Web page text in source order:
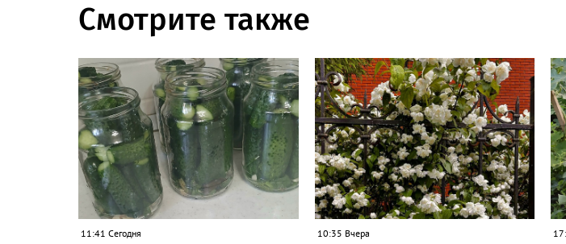
Смотрите также
11:41 Сегодня 10:35 Вчера